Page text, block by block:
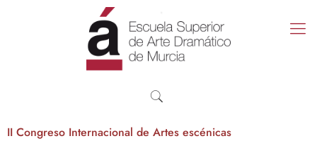
II Congreso Internacional de Artes escénicas